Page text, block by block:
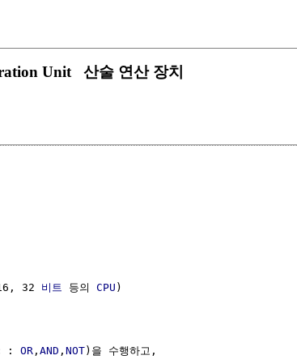
Unit 산술 연산 장치
32 비트 등의 CPU )
: OR , AND , NOT)을 수행하고,